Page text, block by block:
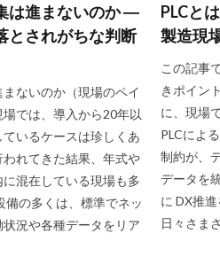
は進まないのか ―
とされがちな判断
ないのか（現場のペイ
では、導入から20年以
いるケースは珍しくあ
れてきた結果、年式や
混在している現場も多
備の多くは、標準でネッ
況や各種データをリア
PLCと
製造現
この記事
きポイン
に、現場
PLCによ
制約が、
データを
に DX推
日々さま